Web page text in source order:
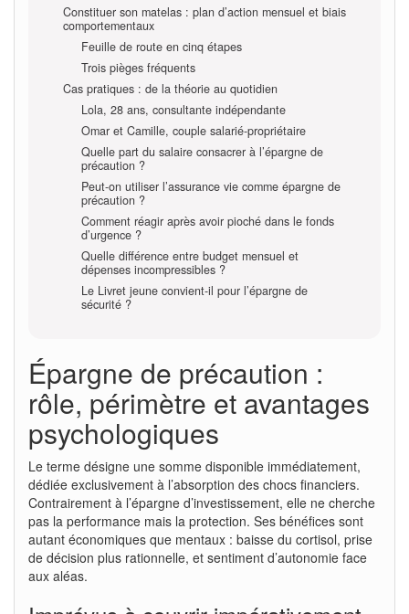
Constituer son matelas : plan d’action mensuel et biais
comportementaux
Feuille de route en cinq étapes
Trois pièges fréquents
Cas pratiques : de la théorie au quotidien
Lola, 28 ans, consultante indépendante
Omar et Camille, couple salarié-propriétaire
Quelle part du salaire consacrer à l’épargne de
précaution ?
Peut-on utiliser l’assurance vie comme épargne de
précaution ?
Comment réagir après avoir pioché dans le fonds
d’urgence ?
Quelle différence entre budget mensuel et
dépenses incompressibles ?
Le Livret jeune convient-il pour l’épargne de
sécurité ?
Épargne de précaution :
rôle, périmètre et avantages
psychologiques
Le terme désigne une somme disponible immédiatement,
dédiée exclusivement à l’absorption des chocs financiers.
Contrairement à l’épargne d’investissement, elle ne cherche
pas la performance mais la protection. Ses bénéfices sont
autant économiques que mentaux : baisse du cortisol, prise
de décision plus rationnelle, et sentiment d’autonomie face
aux aléas.